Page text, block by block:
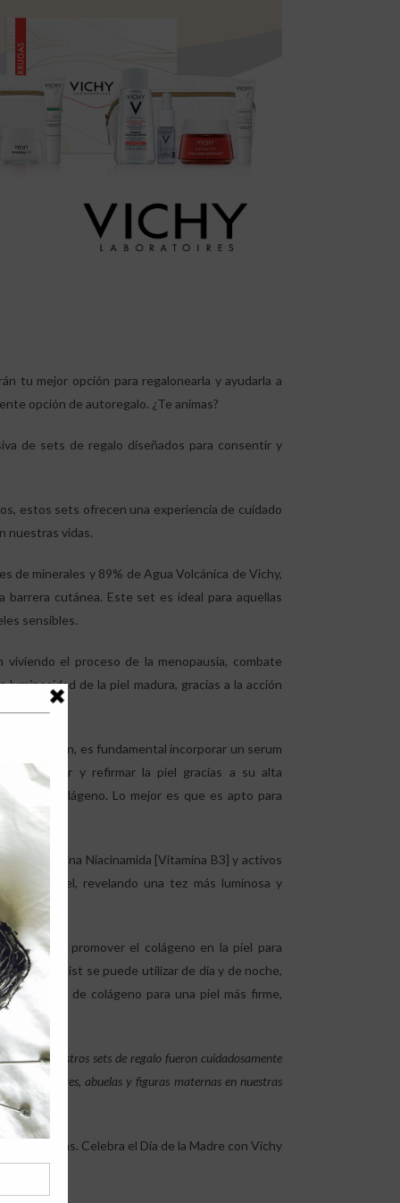
tu mejor opción para regalonearla y ayudarla a
opción de autoregalo. ¿Te animas?
de sets de regalo diseñados para consentir y
estos sets ofrecen una experiencia de cuidado
nuestras vidas.
de minerales y 89% de Agua Volcánica de Vichy,
cutánea. Este set es ideal para aquellas
sensibles.
el proceso de la menopausia, combate
de la piel madura, gracias a la acción
expresión, es fundamental incorporar un serum
rellenar y refirmar la piel gracias a su alta
pro-colágeno. Lo mejor es que es apto para
que combina Niacinamida [Vitamina B3] y activos
de la piel, revelando una tez más luminosa y
buscan promover el colágeno en la piel para
Specialist se puede utilizar de día y de noche,
de colágeno para una piel más firme,
eso, nuestros sets de regalo fueron cuidadosamente
las madres, abuelas y figuras maternas en nuestras
Vichy.
tiendas. Celebra el Día de la Madre con Vichy